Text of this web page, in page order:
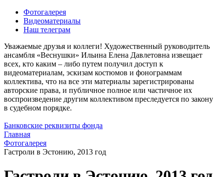
Фотогалерея
Видеоматериалы
Наш телеграм
Уважаемые друзья и коллеги! Художественный руководитель
ансамбля «Веснушки» Ильина Елена Давлетовна извещает
всех, кто каким – либо путем получил доступ к
видеоматериалам, эскизам костюмов и фонограммам
коллектива, что на все эти материалы зарегистрированы
авторские права, и публичное полное или частичное их
воспроизведение другим коллективом преследуется по закону
в судебном порядке.
Банковские реквизиты фонда
Главная
Фотогалерея
Гастроли в Эстонию, 2013 год